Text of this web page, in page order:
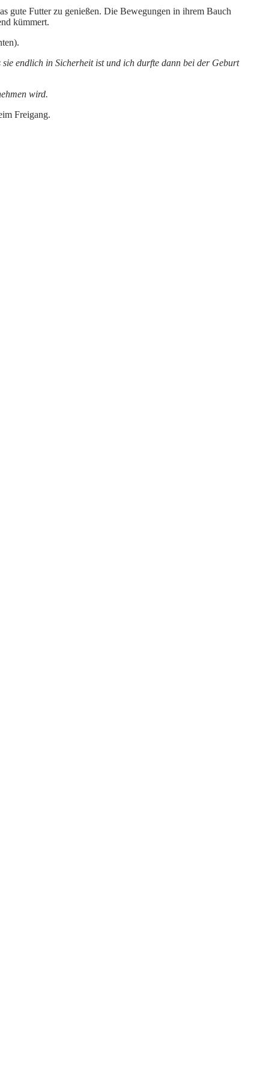
gute Futter zu genießen. Die Bewegungen in ihrem Bauch
kümmert.
endlich in Sicherheit ist und ich durfte dann bei der Geburt
wird.
Freigang.